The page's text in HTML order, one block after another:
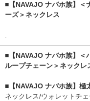
■【NAVAJO ナバホ族】＜
ーズ＞ネックレス
.
■【NAVAJO ナバホ族】＜
ループチェーン＞ネックレ
■【NAVAJO ナバホ族】極
ネックレス/ウォレットチ